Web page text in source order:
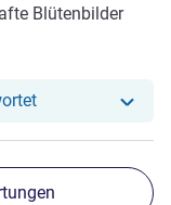
Blütenbilder
Unser Hotel hat